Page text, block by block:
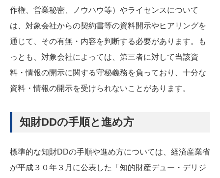
作権、営業秘密、ノウハウ等）やライセンスについて
は、対象会社からの契約書等の資料開示やヒアリングを
通じて、その有無・内容を判断する必要があります。も
っとも、対象会社によっては、第三者に対して当該資
料・情報の開示に関する守秘義務を負っており、十分な
資料・情報の開示を受けられないことがあります。
知財DDの手順と進め方
標準的な知財DDの手順や進め方については、経済産業省
が平成３０年３月に公表した「知的財産デュー・デリジ